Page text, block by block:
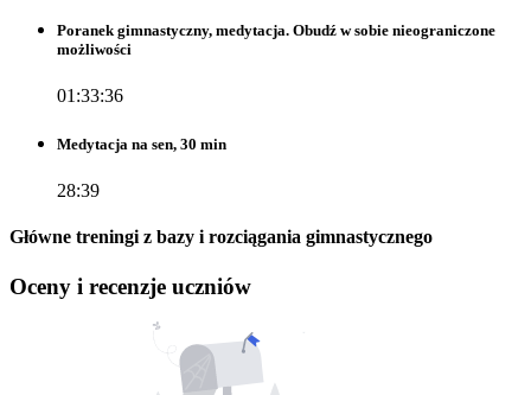
Poranek gimnastyczny, medytacja. Obudź w sobie nieograniczone
możliwości
01:33:36
Medytacja na sen, 30 min
28:39
Główne treningi z bazy i rozciągania gimnastycznego
Oceny i recenzje uczniów